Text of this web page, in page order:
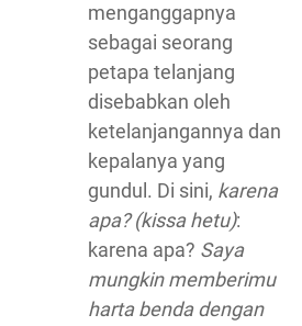
menganggapnya
sebagai seorang
petapa telanjang
disebabkan oleh
ketelanjangannya dan
kepalanya yang
gundul. Di sini, karena
apa? (kissa hetu):
karena apa? Saya
mungkin memberimu
harta benda dengan